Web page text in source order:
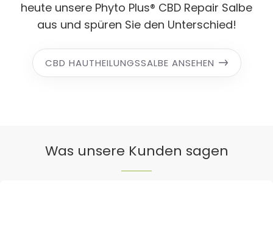
heute unsere Phyto Plus® CBD Repair Salbe
aus und spüren Sie den Unterschied!
CBD HAUTHEILUNGSSALBE ANSEHEN
Was unsere Kunden sagen